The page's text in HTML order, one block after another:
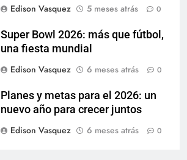
Edison Vasquez
5 meses atrás 0
Super Bowl 2026: más que fútbol,
una fiesta mundial
Edison Vasquez
6 meses atrás 0
Planes y metas para el 2026: un
nuevo año para crecer juntos
Edison Vasquez
6 meses atrás 0